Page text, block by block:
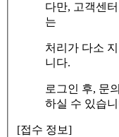
다만, 고객센
는
처리가 다소
니다.
로그인 후, 문
하실 수 있습
[접수 정보]